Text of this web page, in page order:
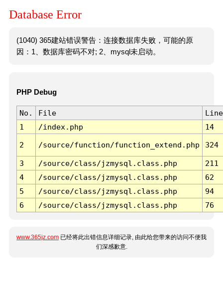
Database Error
(1040) 365建站错误警告：连接数据库失败，可能的原
因：1、数据库密码不对; 2、mysql未启动。
PHP Debug
No. File
Line
1
/index.php 14
2 /source/function/function_extend.php 324
3 /source/class/jzmysql.class.php
211
4
/source/class/jzmysql.class.php
62
5
/source/class/jzmysql.class.php
94
6
/source/class/jzmysql.class.php 76
www.365jz.com 已经将此出错信息详细记录, 由此给您带来的访问不便我
们深感歉意.